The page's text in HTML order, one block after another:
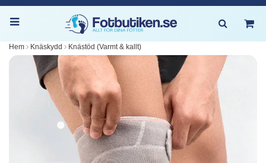
Hem Knäskydd Knästöd (Varmt & kallt)